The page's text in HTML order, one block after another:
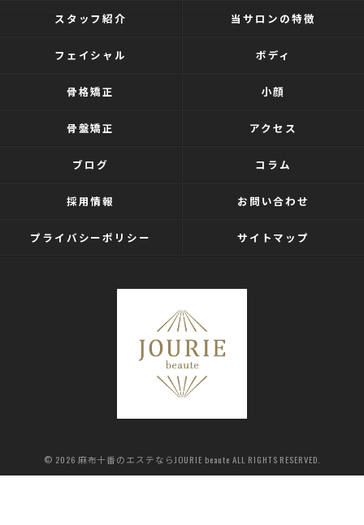
スタッフ紹介 当サロンの特徴
フェイシャル ボディ
骨格矯正 小顔
骨盤矯正 アクセス
ブログ コラム
採用情報 お問い合わせ
プライバシーポリシー サイトマップ
© 2026 麻布十番のエステならJOURIE beaute ALL RIGHTS RESERVED.